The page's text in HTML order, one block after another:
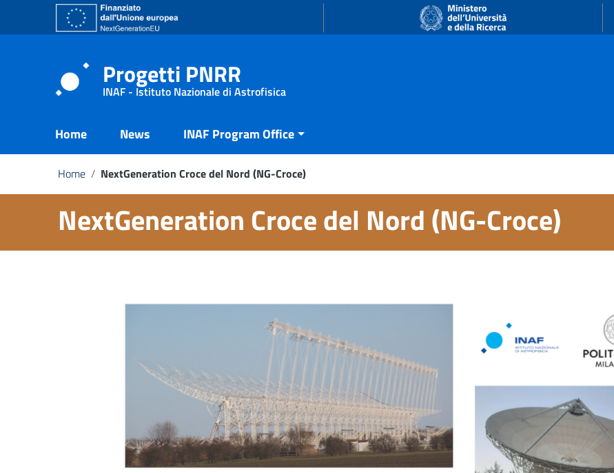
Go to content
Go to the navigation menu
Progetti PNRR
INAF - Istituto Nazionale di Astrofisica
Home News INAF Program Office
Home / NextGeneration Croce del Nord (NG-Croce)
NextGeneration Croce del Nord (NG-Croce)